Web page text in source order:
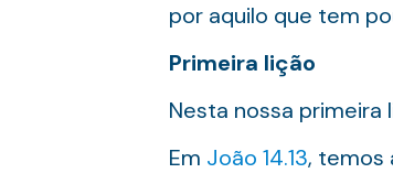
por aquilo que tem
Primeira lição
Nesta nossa
Em João 14.13, temos